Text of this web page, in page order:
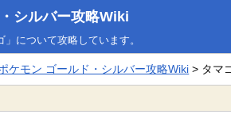
シルバー攻略Wiki
について攻略しています。
ケモン ゴールド・シルバー攻略Wiki > タマ